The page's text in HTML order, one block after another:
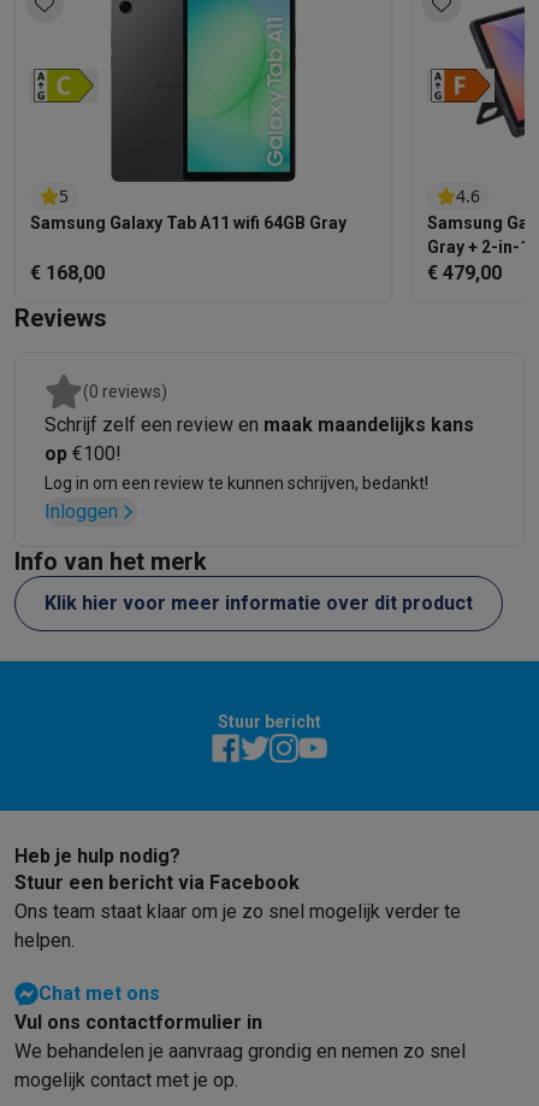
hebben een verbeterde
Armor Aluminum behuizing
en een
IP68-classificatie
waardoor ze stof- en waterbestendig zijn
tot 1,5 meter. Ga met een gerust hart op pad, want de tablets
kunnen wel tegen een stootje.
5
Samsung Galaxy Tab A11 wifi 64GB Gray
€ 168,00
4.6
Samsung
Gray + 2-in-1
€ 479,00
Reviews
(0 reviews)
Schrijf zelf een review en maak maandelijks kans
op €100!
Log in om een review te kunnen schrijven, bedankt!
Inloggen
Info van het merk
Klik hier voor meer informatie over dit product
Stuur bericht
Heb je hulp nodig?
Stuur een bericht via Facebook
Ons team staat klaar om je zo snel mogelijk verder te
helpen.
Chat met ons
Vul ons contactformulier in
We behandelen je aanvraag grondig en nemen zo snel
mogelijk contact met je op.